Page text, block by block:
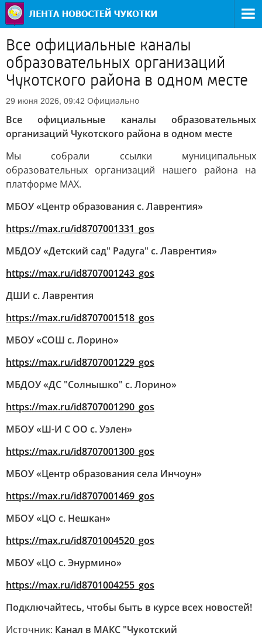
Все официальные каналы
образовательных организаций
Чукотского района в одном месте
29 июня 2026, 09:42 Официально
Все официальные каналы образовательных
организаций Чукотского района в одном месте
Мы собрали ссылки муниципальных
образовательных организаций нашего района на
платформе MAX.
МБОУ «Центр образования с. Лаврентия»
https://max.ru/id8707001331_gos
МБДОУ «Детский сад" Радуга" с. Лаврентия»
https://max.ru/id8707001243_gos
ДШИ с. Лаврентия
https://max.ru/id8707001518_gos
МБОУ «СОШ с. Лорино»
https://max.ru/id8707001229_gos
МБДОУ «ДС "Солнышко" с. Лорино»
https://max.ru/id8707001290_gos
МБОУ «Ш-И С ОО с. Уэлен»
https://max.ru/id8707001300_gos
МБОУ «Центр образования села Инчоун»
https://max.ru/id8707001469_gos
МБОУ «ЦО с. Нешкан»
https://max.ru/id8701004520_gos
МБОУ «ЦО с. Энурмино»
https://max.ru/id8701004255_gos
Подключайтесь, чтобы быть в курсе всех новостей!
Источник: Канал в МАКС "Чукотский